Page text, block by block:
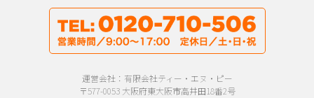
運営会社：有限会社ティー・エヌ・ピー
〒577-0053 大阪府東大阪市高井田18番2号